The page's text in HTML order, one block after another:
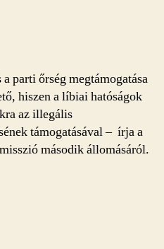
parti őrség megtámogatása
hiszen a líbiai hatóságok
az illegális
támogatásával – írja a
második állomásáról.